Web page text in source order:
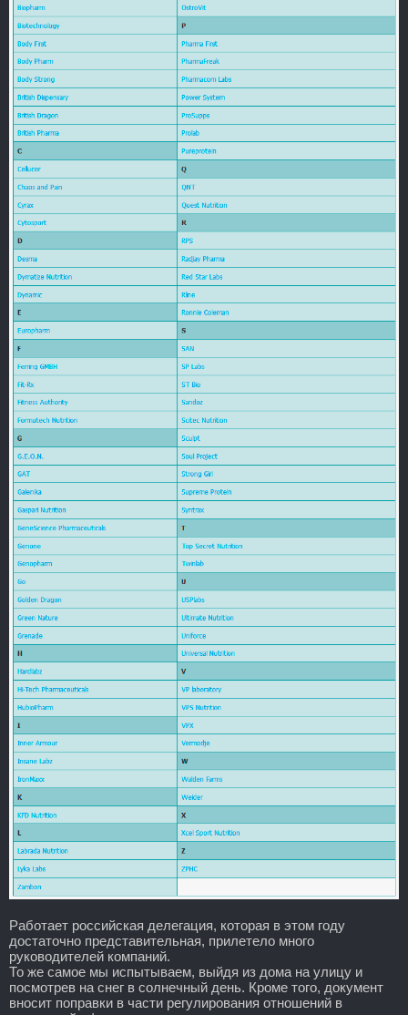
Работает российская делегация, которая в этом году
достаточно представительная, прилетело много
руководителей компаний.
То же самое мы испытываем, выйдя из дома на улицу и
посмотрев на снег в солнечный день. Кроме того, документ
вносит поправки в части регулирования отношений в